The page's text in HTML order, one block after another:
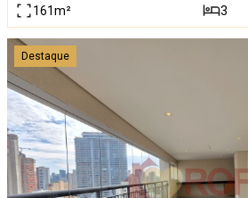
161m² 3
Destaque